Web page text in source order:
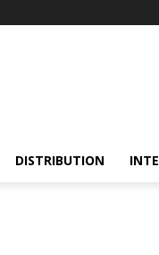
DISTRIBUTION